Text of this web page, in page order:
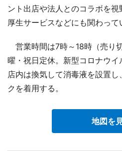
ント出店や法人とのコラボを
厚生サービスなどにも関わって
営業時間は7時～18時（売り
曜・祝日定休。新型コロナウイ
店内は換気して消毒液を設置
クを着用する。
地図を